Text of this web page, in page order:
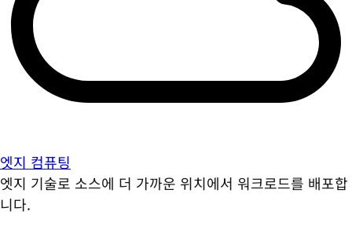
엣지 컴퓨팅
엣지 기술로 소스에 더 가까운 위치에서 워크로드를 배포합
니다.